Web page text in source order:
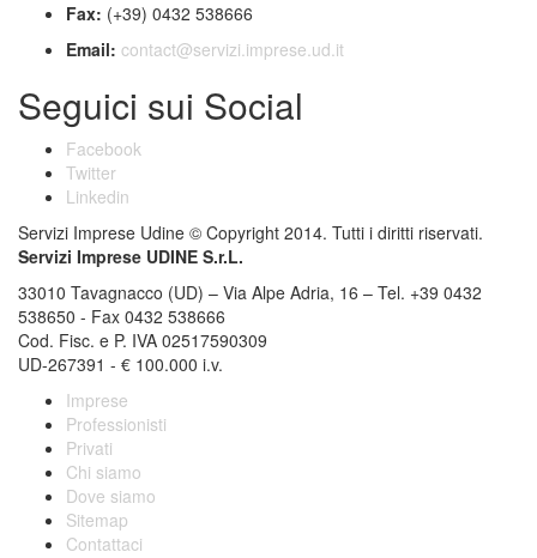
Fax: (+39) 0432 538666
Email: contact@servizi.imprese.ud.it
Seguici sui Social
Facebook
Twitter
Linkedin
Servizi Imprese Udine © Copyright 2014. Tutti i diritti riservati.
Servizi Imprese UDINE S.r.L.
33010 Tavagnacco (UD) – Via Alpe Adria, 16 – Tel. +39 0432
538650 - Fax 0432 538666
Cod. Fisc. e P. IVA 02517590309
UD-267391 - € 100.000 i.v.
Imprese
Professionisti
Privati
Chi siamo
Dove siamo
Sitemap
Contattaci